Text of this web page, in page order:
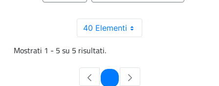
40 Elementi
Mostrati 1 - 5 su 5 risultati.
Pagina